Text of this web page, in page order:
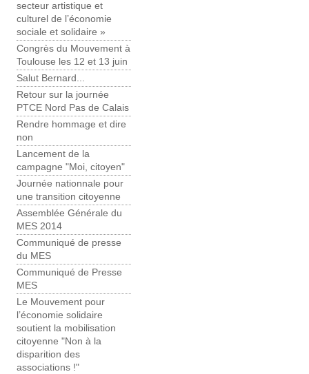
secteur artistique et
culturel de l’économie
sociale et solidaire »
Congrès du Mouvement à
Toulouse les 12 et 13 juin
Salut Bernard...
Retour sur la journée
PTCE Nord Pas de Calais
Rendre hommage et dire
non
Lancement de la
campagne "Moi, citoyen"
Journée nationnale pour
une transition citoyenne
Assemblée Générale du
MES 2014
Communiqué de presse
du MES
Communiqué de Presse
MES
Le Mouvement pour
l’économie solidaire
soutient la mobilisation
citoyenne "Non à la
disparition des
associations !"